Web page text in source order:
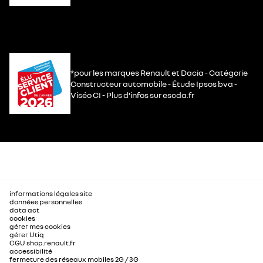
*pour les marques Renault et Dacia - Catégorie
Constructeur automobile - Étude Ipsos bva -
Viséo CI - Plus d’infos sur escda.fr
informations légales site
données personnelles
data act
cookies
gérer mes cookies
gérer Utiq
CGU shop.renault.fr
accessibilité
fermeture des réseaux mobiles 2G / 3G